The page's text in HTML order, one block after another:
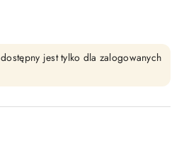
jest tylko dla zalogowanych